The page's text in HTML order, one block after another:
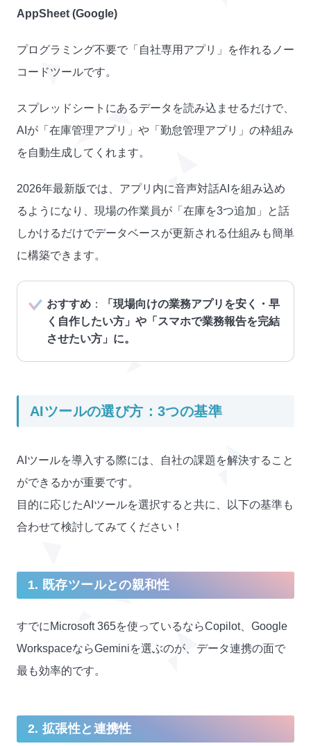
AppSheet (Google)
プログラミング不要で「自社専用アプリ」を作れるノー
コードツールです。
スプレッドシートにあるデータを読み込ませるだけで、
AIが「在庫管理アプリ」や「勤怠管理アプリ」の枠組み
を自動生成してくれます。
2026年最新版では、アプリ内に音声対話AIを組み込め
るようになり、現場の作業員が「在庫を3つ追加」と話
しかけるだけでデータベースが更新される仕組みも簡単
に構築できます。
おすすめ ：
「現場向けの業務アプリを安く・早
く自作したい方」や「スマホで業務報告を完結
させたい方」に。
AIツールの選び方：3つの基準
AIツールを導入する際には、自社の課題を解決すること
ができるかが重要です。
目的に応じたAIツールを選択すると共に、以下の基準も
合わせて検討してみてください！
1. 既存ツールとの親和性
すでにMicrosoft 365を使っているならCopilot、Google
WorkspaceならGeminiを選ぶのが、データ連携の面で
最も効率的です。
2. 拡張性と連携性